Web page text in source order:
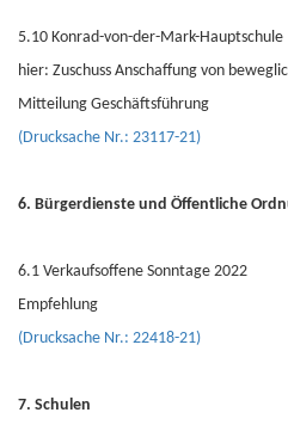
5.10 Konrad-von-der-Mark-Hauptschule
hier: Zuschuss Anschaffung von
Mitteilung Geschäftsführung
(Drucksache Nr.: 23117-21)
6. Bürgerdienste und Öffentliche
6.1 Verkaufsoffene Sonntage 2022
Empfehlung
(Drucksache Nr.: 22418-21)
7. Schulen